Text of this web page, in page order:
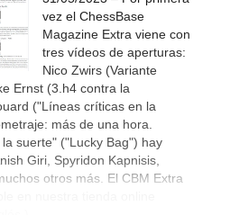
vez el ChessBase
Magazine Extra viene con
tres vídeos de aperturas:
Nico Zwirs (Variante
Ernst (3.h4 contra la
("Líneas críticas en la
más de una hora.
suerte" ("Lucky Bag") hay
Giri, Spyridon Kapnisis,
otros más. El CBM Extra